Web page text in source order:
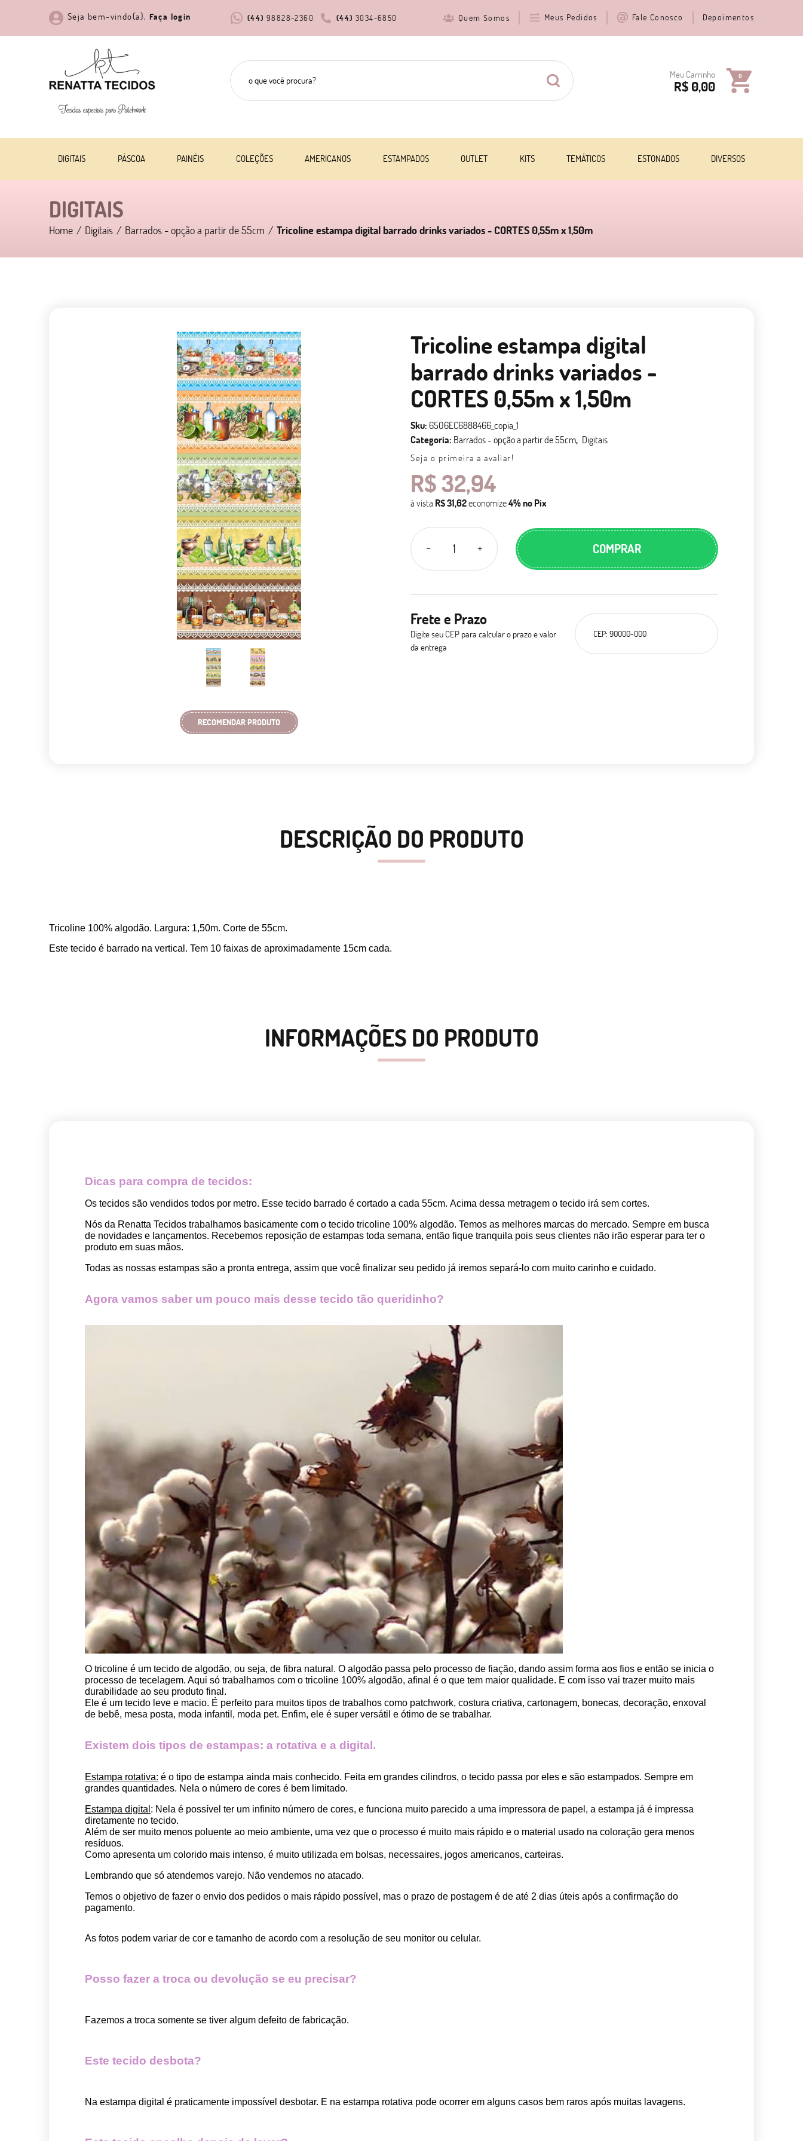
Seja bem-vindo(a), Faça login (44) 3034-6850
(44) 98828-2360 Quem Somos Meus Pedidos Fale Conosco Depoimentos
Meu Carrinho 0
R$ 0,00
DIGITAIS PÁSCOA PAINÉIS COLEÇÕES AMERICANOS ESTAMPADOS OUTLET KITS TEMÁTICOS ESTONADOS DIVERSOS
DIGITAIS
Home Digitais Barrados - opção a partir de 55cm Tricoline estampa digital barrado drinks variados - CORTES 0,55m x 1,50m
RECOMENDAR PRODUTO
Tricoline estampa digital
barrado drinks variados -
CORTES 0,55m x 1,50m
Sku: 6506EC6888466_copia_1
Categoria: Barrados - opção a partir de 55cm Digitais
Seja o primeira a avaliar!
R$ 32,94
à vista R$ 31,62economize4%no Pix
COMPRAR
Frete e Prazo
Digite seu CEP para calcular o prazo e valor
da entrega
DESCRIÇÃO DO PRODUTO
Tricoline 100% algodão. Largura: 1,50m. Corte de 55cm.
Este tecido é barrado na vertical. Tem 10 faixas de aproximadamente 15cm cada.
INFORMAÇÕES DO PRODUTO
Dicas para compra de tecidos:
Os tecidos são vendidos todos por metro. Esse tecido barrado é cortado a cada 55cm. Acima dessa metragem o tecido irá sem cortes.
Nós da Renatta Tecidos trabalhamos basicamente com o tecido tricoline 100% algodão. Temos as melhores marcas do mercado. Sempre em busca
de novidades e lançamentos. Recebemos reposição de estampas toda semana, então fique tranquila pois seus clientes não irão esperar para ter o
produto em suas mãos.
Todas as nossas estampas são a pronta entrega, assim que você finalizar seu pedido já iremos separá-lo com muito carinho e cuidado.
Agora vamos saber um pouco mais desse tecido tão queridinho?
O tricoline é um tecido de algodão, ou seja, de fibra natural. O algodão passa pelo processo de fiação, dando assim forma aos fios e então se inicia o
processo de tecelagem. Aqui só trabalhamos com o tricoline 100% algodão, afinal é o que tem maior qualidade. E com isso vai trazer muito mais
durabilidade ao seu produto final.
Ele é um tecido leve e macio. É perfeito para muitos tipos de trabalhos como patchwork, costura criativa, cartonagem, bonecas, decoração, enxoval
de bebê, mesa posta, moda infantil, moda pet. Enfim, ele é super versátil e ótimo de se trabalhar.
Existem dois tipos de estampas: a rotativa e a digital.
Estampa rotativa: é o tipo de estampa ainda mais conhecido. Feita em grandes cilindros, o tecido passa por eles e são estampados. Sempre em
grandes quantidades. Nela o número de cores é bem limitado.
Estampa digital : Nela é possível ter um infinito número de cores, e funciona muito parecido a uma impressora de papel, a estampa já é impressa
diretamente no tecido.
Além de ser muito menos poluente ao meio ambiente, uma vez que o processo é muito mais rápido e o material usado na coloração gera menos
resíduos.
Como apresenta um colorido mais intenso, é muito utilizada em bolsas, necessaires, jogos americanos, carteiras.
Lembrando que só atendemos varejo. Não vendemos no atacado.
Temos o objetivo de fazer o envio dos pedidos o mais rápido possível, mas o prazo de postagem é de até 2 dias úteis após a confirmação do
pagamento.
As fotos podem variar de cor e tamanho de acordo com a resolução de seu monitor ou celular.
Posso fazer a troca ou devolução se eu precisar?
Fazemos a troca somente se tiver algum defeito de fabricação.
Este tecido desbota?
Na estampa digital é praticamente impossível desbotar. E na estampa rotativa pode ocorrer em alguns casos bem raros após muitas lavagens.